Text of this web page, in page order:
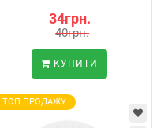
34грн.
40грн.
КУПИТИ
ТОП ПРОДАЖУ